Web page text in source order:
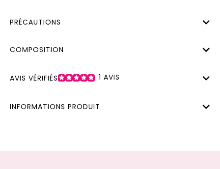
PRÉCAUTIONS
COMPOSITION
AVIS VÉRIFIÉS 1 AVIS
INFORMATIONS PRODUIT